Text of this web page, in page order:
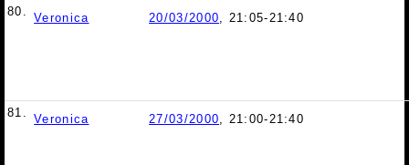
80. Veronica 20/03/2000, 21:05-21:40
81. Veronica 27/03/2000, 21:00-21:40